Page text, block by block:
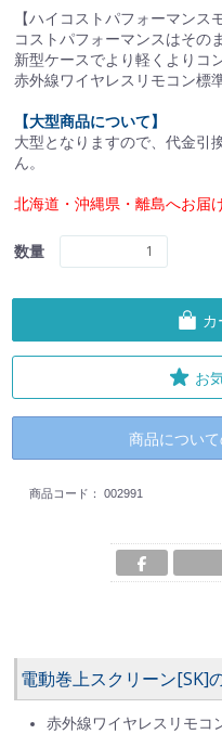
【ハイコストパフォーマンス
コストパフォーマンスはその
新型ケースでより軽くよりコ
赤外線ワイヤレスリモコン標
【大型商品について】
大型となりますので、代金引
ん。
北海道・沖縄県・離島へお届
数量
カ
お
商品につい
商品コード： 002991
電動巻上スクリーン[SK]
赤外線ワイヤレスリモコ